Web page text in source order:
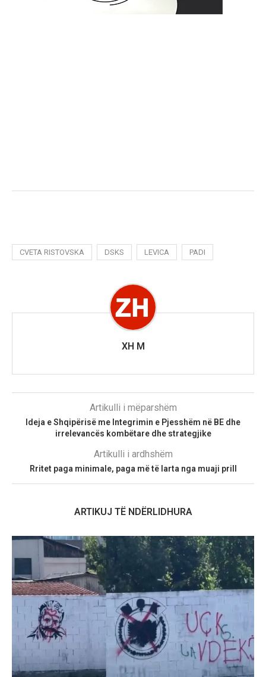
CVETA RISTOVSKA DSKS LEVICA PADI
XH M
Artikulli i mëparshëm
Ideja e Shqipërisë me Integrimin e Pjesshëm në BE dhe
irrelevancës kombëtare dhe strategjike
Artikulli i ardhshëm
Rritet paga minimale, paga më të larta nga muaji prill
ARTIKUJ TË NDËRLIDHURA